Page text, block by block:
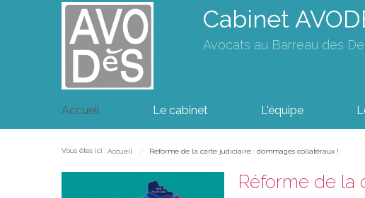
Cabinet
Avocats au Barreau des
Accueil Le cabinet L'équipe
Vous êtes ici : Accueil Réforme de la carte judiciaire : dommages collatéraux !
Réforme de la